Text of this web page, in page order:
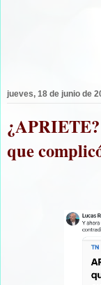
jueves, 18 de junio de
que